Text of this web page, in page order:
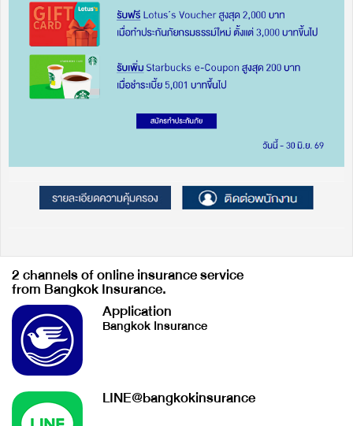
2 channels of online insurance service
from Bangkok Insurance.
Application
Bangkok Insurance
LINE@bangkokinsurance